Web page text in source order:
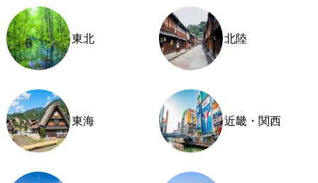
東北 北陸
東海 近畿・関西